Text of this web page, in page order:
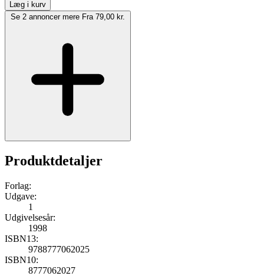
Læg i kurv
Se 2 annoncer mere Fra 79,00 kr.
Produktdetaljer
Forlag:
Udgave:
1
Udgivelsesår:
1998
ISBN13:
9788777062025
ISBN10:
8777062027